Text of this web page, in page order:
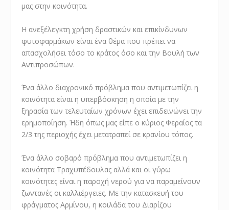
μας στην κοινότητα.
Η ανεξέλεγκτη χρήση δραστικών και επικίνδυνων
φυτοφαρμάκων είναι ένα θέμα που πρέπει να
απασχολήσει τόσο το κράτος όσο και την Βουλή των
Αντιπροσώπων.
Ένα άλλο διαχρονικό πρόβλημα που αντιμετωπίζει η
κοινότητα είναι η υπερβόσκηση η οποία με την
ξηρασία των τελευταίων χρόνων έχει επιδεινώνει την
ερημοποίηση. Ήδη όπως μας είπε ο κύριος Φεραίος τα
2/3 της περιοχής έχει μετατραπεί σε κρανίου τόπος.
Ένα άλλο σοβαρό πρόβλημα που αντιμετωπίζει η
κοινότητα Τραχυπέδουλας αλλά και οι γύρω
κοινότητες είναι η παροχή νερού για να παραμείνουν
ζωντανές οι καλλιέργειες. Με την κατασκευή του
φράγματος Αρμίνου, η κοιλάδα του Διαρίζου